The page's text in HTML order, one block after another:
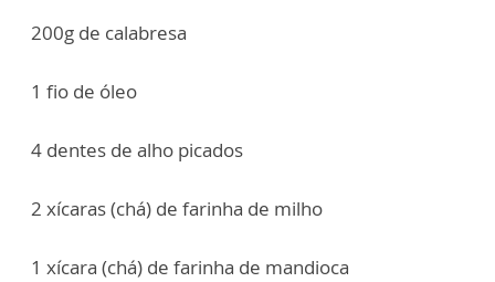
200g de calabresa
1 fio de óleo
4 dentes de alho picados
2 xícaras (chá) de farinha de milho
1 xícara (chá) de farinha de mandioca